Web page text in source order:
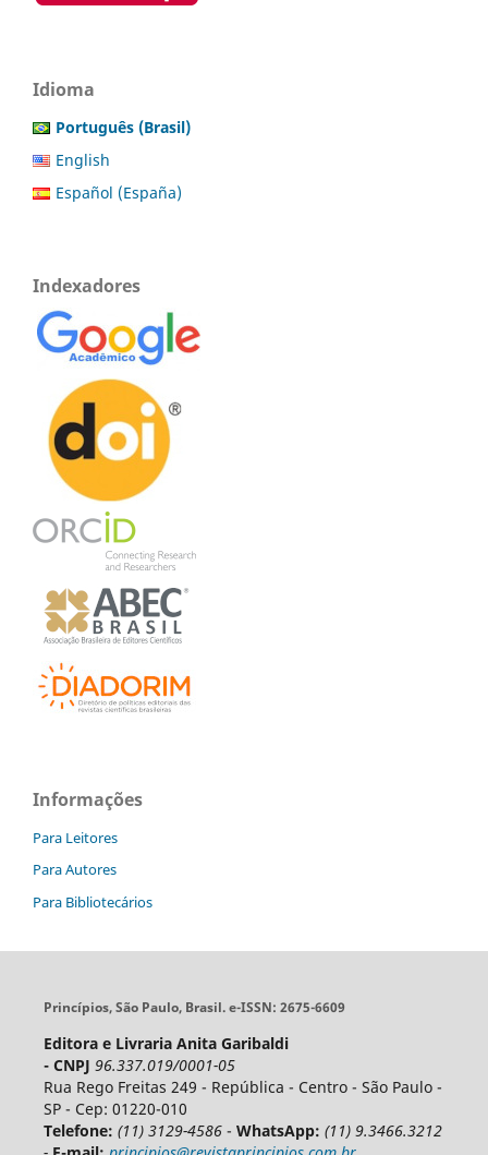
Idioma
Português (Brasil)
English
Español (España)
Indexadores
Informações
Para Leitores
Para Autores
Para Bibliotecários
Princípios, São Paulo, Brasil. e-ISSN: 2675-6609
Editora e Livraria Anita Garibaldi
- CNPJ 96.337.019/0001-05
Rua Rego Freitas 249 - República - Centro - São Paulo -
SP - Cep: 01220-010
Telefone: (11) 3129-4586- WhatsApp: (11) 9.3466.3212